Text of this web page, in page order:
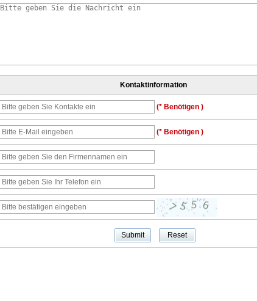
Kontaktinformation
(* Benötigen )
(* Benötigen )